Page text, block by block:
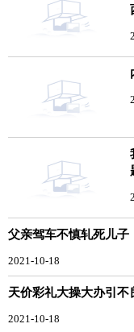
父亲驾车不慎轧死儿
2021-10-18
天价彩礼大操大办引
2021-10-18